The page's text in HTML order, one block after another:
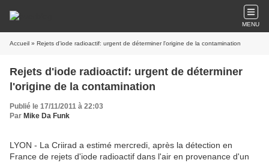
MENU
Accueil » Rejets d'iode radioactif: urgent de déterminer l'origine de la contamination
Rejets d'iode radioactif: urgent de déterminer
l'origine de la contamination
Publié le 17/11/2011 à 22:03
Par Mike Da Funk
LYON - La Criirad a estimé mercredi, après la détection en
France de rejets d'iode radioactif dans l'air en provenance d'un